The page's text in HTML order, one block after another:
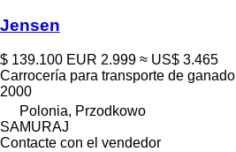
Jensen
$ 139.100 EUR 2.999 ≈ US$ 3.465
Carrocería para transporte de ganado
2000
Polonia, Przodkowo
SAMURAJ
Contacte con el vendedor